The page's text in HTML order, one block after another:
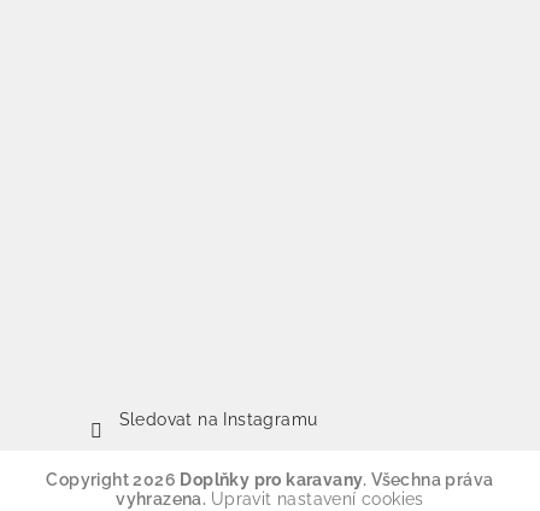
Sledovat na Instagramu
Copyright 2026 Doplňky pro karavany. Všechna práva
vyhrazena. Upravit nastavení cookies